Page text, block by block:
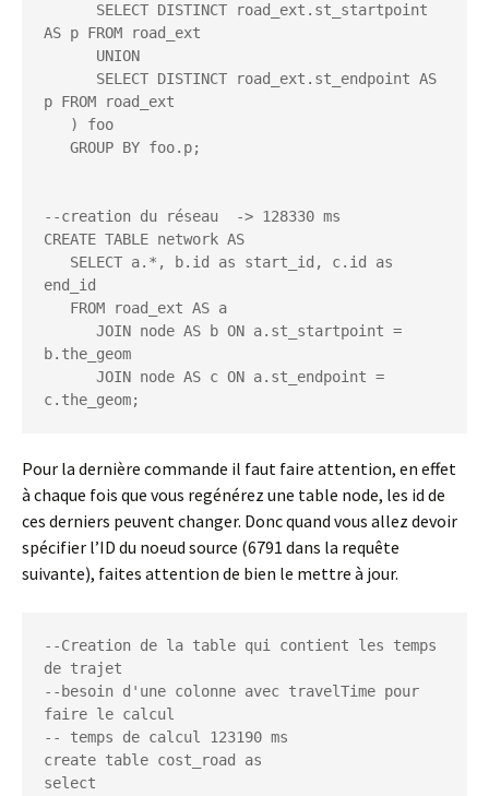
SELECT DISTINCT road_ext.st_startpoint
AS p FROM road_ext
UNION
SELECT DISTINCT road_ext.st_endpoint AS
p FROM road_ext
) foo
GROUP BY foo.p;
--creation du réseau  -> 128330 ms
CREATE TABLE network AS
SELECT a.*, b.id as start_id, c.id as
end_id
FROM road_ext AS a
JOIN node AS b ON a.st_startpoint =
b.the_geom
JOIN node AS c ON a.st_endpoint =
Pour la dernière commande il faut faire attention, en effet
à chaque fois que vous regénérez une table node, les id de
ces derniers peuvent changer. Donc quand vous allez devoir
spécifier l’ID du noeud source (6791 dans la requête
suivante), faites attention de bien le mettre à jour.
--Creation de la table qui contient les temps
de trajet
--besoin d'une colonne avec travelTime pour
faire le calcul
-- temps de calcul 123190 ms
create table cost_road as
select